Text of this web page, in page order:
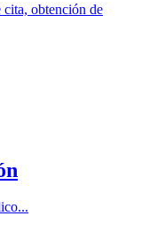
obtención de